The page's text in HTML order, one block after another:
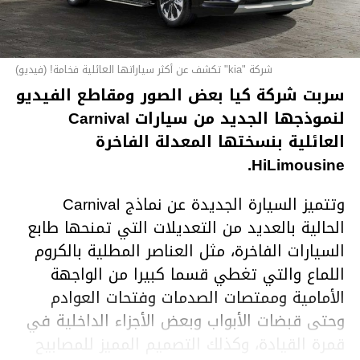
شركة "kia" تكشف عن أكثر سياراتها العائلية فخامة! (فيديو)
سربت شركة كيا بعض الصور ومقاطع الفيديو
لنموذجها الجديد من سيارات Carnival
العائلية بنسختها المعدلة الفاخرة
HiLimousine.
وتتميز السيارة الجديدة عن نماذج Carnival
الحالية بالعديد من التعديلات التي تمنحها طابع
السيارات الفاخرة، مثل العناصر المطلية بالكروم
اللماع والتي تغطي قسما كبيرا من الواجهة
الأمامية وممتصات الصدمات وفتحات العوادم
وحتى قبضات الأبواب وبعض الأجزاء الداخلية في